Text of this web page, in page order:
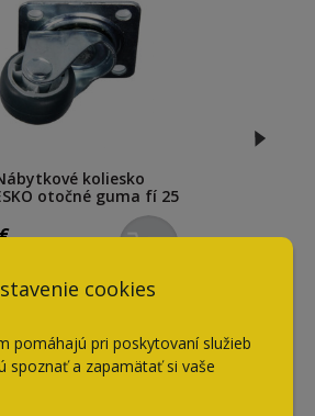
cookies
pomáhajú pri poskytovaní služieb
spoznať a zapamätať si vaše
koliesko
otočné guma fí 25
mm 15kg / F26.026
€
navštívené